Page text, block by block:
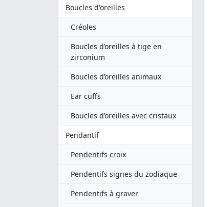
Boucles d'oreilles
Créoles
Boucles d’oreilles à tige en
zirconium
Boucles d’oreilles animaux
Ear cuffs
Boucles d’oreilles avec cristaux
Pendantif
Pendentifs croix
Pendentifs signes du zodiaque
Pendentifs à graver